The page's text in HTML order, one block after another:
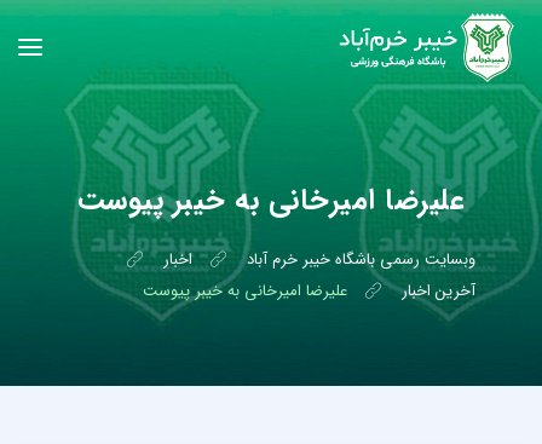
علیرضا امیرخانی به خیبر پیوست
وبسایت رسمی باشگاه خیبر خرم آباد
اخبار
آخرین اخبار
علیرضا امیرخانی به خیبر پیوست